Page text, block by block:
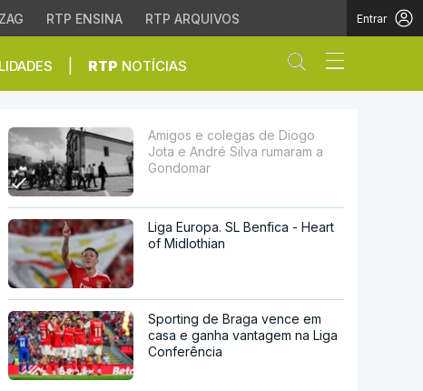
RTP ENSINA RTP ARQUIVOS Entrar
RTP NOTÍCIAS Abrir campo
rumaram a
Amigos e colegas de Diogo
Jota e André Silva rumaram a
Gondomar
Liga Europa. SL Benfica - Heart
of Midlothian
Sporting de Braga vence em
casa e ganha vantagem na Liga
Conferência